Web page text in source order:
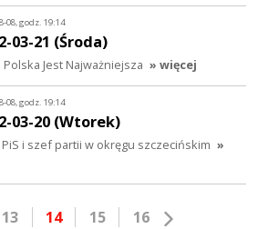
08, godz. 19:14
03-21 (Środa)
Jest Najważniejsza » więcej
08, godz. 19:14
03-20 (Wtorek)
i szef partii w okręgu szczecińskim »
13 14 15 16